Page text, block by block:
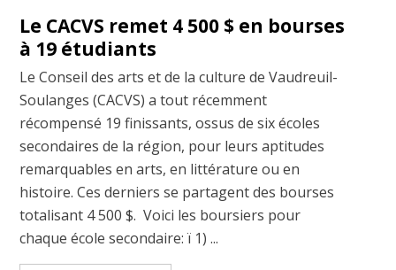
Le CACVS remet 4 500 $ en bourses
à 19 étudiants
Le Conseil des arts et de la culture de Vaudreuil-
Soulanges (CACVS) a tout récemment
récompensé 19 finissants, ossus de six écoles
secondaires de la région, pour leurs aptitudes
remarquables en arts, en littérature ou en
histoire. Ces derniers se partagent des bourses
totalisant 4 500 $. Voici les boursiers pour
chaque école secondaire: ï 1) ...